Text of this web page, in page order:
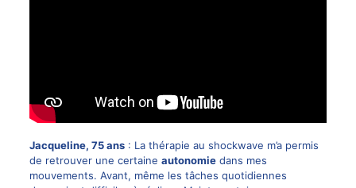
Jacqueline, 75 ans: La thérapie au shockwave m’a permis
de retrouver une certaine autonomiedans mes
mouvements. Avant, même les tâches quotidiennes